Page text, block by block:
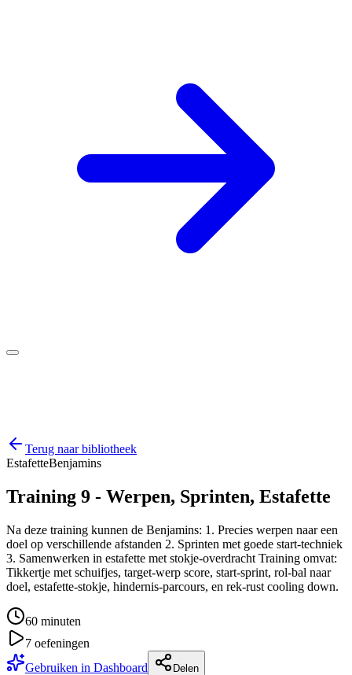
Terug naar bibliotheek
EstafetteBenjamins
Training 9 - Werpen, Sprinten, Estafette
Na deze training kunnen de Benjamins: 1. Precies werpen naar een
doel op verschillende afstanden 2. Sprinten met goede start-techniek
3. Samenwerken in estafette met stokje-overdracht Training omvat:
Tikkertje met schuifjes, target-werp score, start-sprint, rol-bal naar
doel, estafette-stokje, hindernis-parcours, en rek-rust cooling down.
60 minuten
7 oefeningen
Gebruiken in Dashboard
Delen